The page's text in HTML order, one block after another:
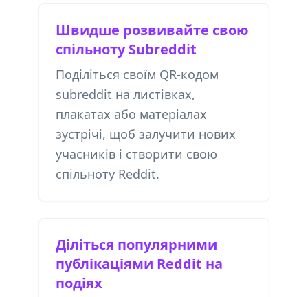
Швидше розвивайте свою
спільноту Subreddit
Поділіться своїм QR-кодом
subreddit на листівках,
плакатах або матеріалах
зустрічі, щоб залучити нових
учасників і створити свою
спільноту Reddit.
Діліться популярними
публікаціями Reddit на
подіях